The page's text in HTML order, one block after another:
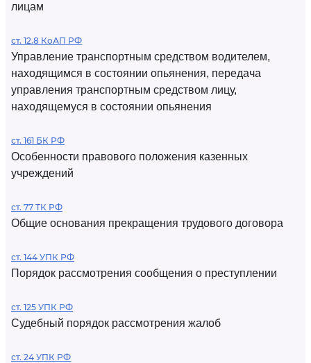
лицам
ст. 12.8 КоАП РФ
Управление транспортным средством водителем,
находящимся в состоянии опьянения, передача
управления транспортным средством лицу,
находящемуся в состоянии опьянения
ст. 161 БК РФ
Особенности правового положения казенных
учреждений
ст. 77 ТК РФ
Общие основания прекращения трудового договора
ст. 144 УПК РФ
Порядок рассмотрения сообщения о преступлении
ст. 125 УПК РФ
Судебный порядок рассмотрения жалоб
ст. 24 УПК РФ